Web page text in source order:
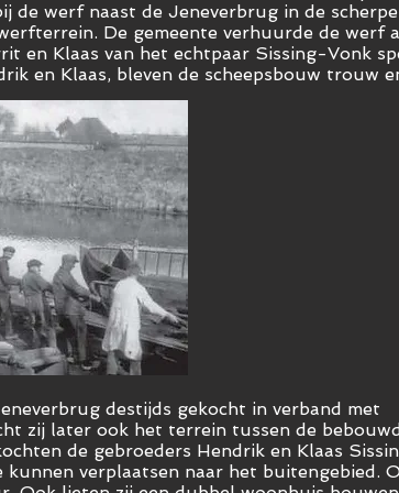
de werf naast de Jeneverbrug in de
De gemeente verhuurde de werf
en Klaas van het echtpaar Sissing-Vonk
en Klaas, bleven de scheepsbouw trouw
destijds gekocht in verband met
zij later ook het terrein tussen de
de gebroeders Hendrik en Klaas
verplaatsen naar het buitengebied.